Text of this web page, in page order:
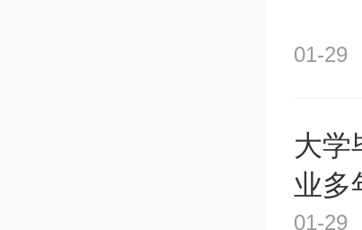
一
空中
空乘
(1)
01-29
大学
业多
01-29